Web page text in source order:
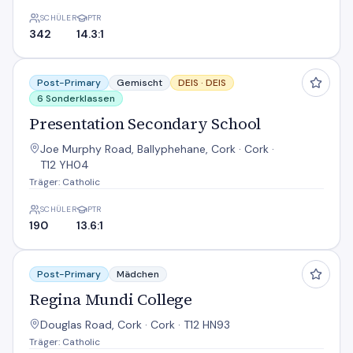
SCHÜLER
342
PTR
14.3:1
Presentation Secondary School
Post-Primary Gemischt DEIS · DEIS
6 Sonderklassen
Presentation Secondary School
Joe Murphy Road, Ballyphehane, Cork · Cork ·
T12 YH04
Träger: Catholic
SCHÜLER
190
PTR
13.6:1
Regina Mundi College
Post-Primary Mädchen
Regina Mundi College
Douglas Road, Cork · Cork · T12 HN93
Träger: Catholic